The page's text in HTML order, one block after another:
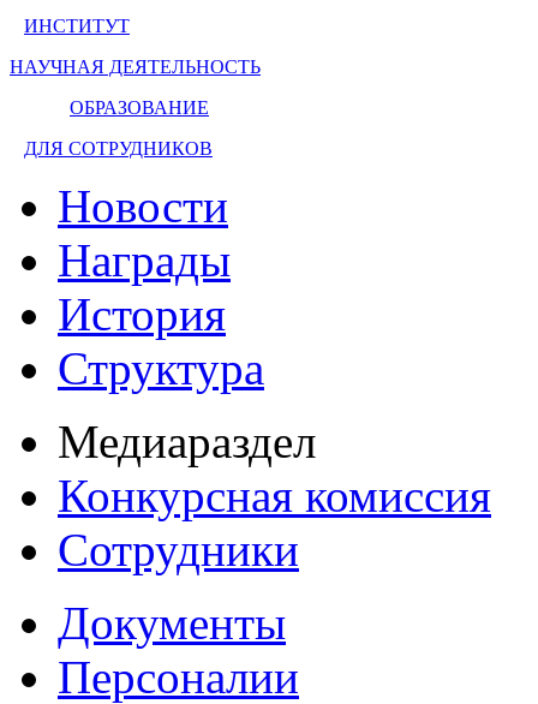
ИНСТИТУТ
НАУЧНАЯ ДЕЯТЕЛЬНОСТЬ
ОБРАЗОВАНИЕ
ДЛЯ СОТРУДНИКОВ
Новости
Награды
История
Структура
Медиараздел
Конкурсная комиссия
Сотрудники
Документы
Персоналии